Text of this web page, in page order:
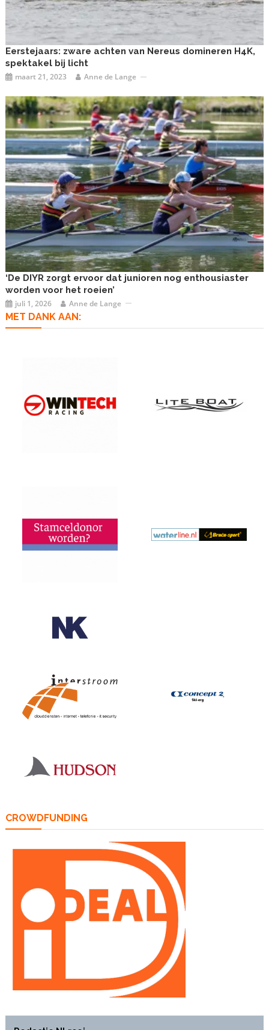
Eerstejaars: zware achten van Nereus domineren H4K,
spektakel bij licht
maart 21, 2023 Anne de Lange
‘De DIYR zorgt ervoor dat junioren nog enthousiaster
worden voor het roeien’
juli 1, 2026 Anne de Lange
MET DANK AAN:
CROWDFUNDING